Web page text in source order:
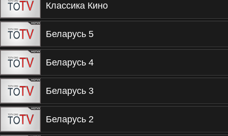
Классика Кино
Беларусь 5
Беларусь 4
Беларусь 3
Беларусь 2